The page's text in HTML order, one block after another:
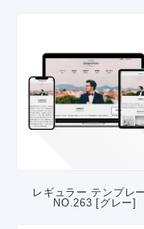
レギュラー テンプレ
NO.263 [グレー]